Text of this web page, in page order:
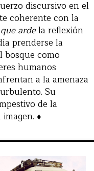
discursivo en el
coherente con la
ardela reflexión
prenderse la
bosque como
humanos
a la amenaza
Su
de la
♦